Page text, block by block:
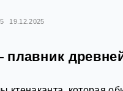
19.12.2025